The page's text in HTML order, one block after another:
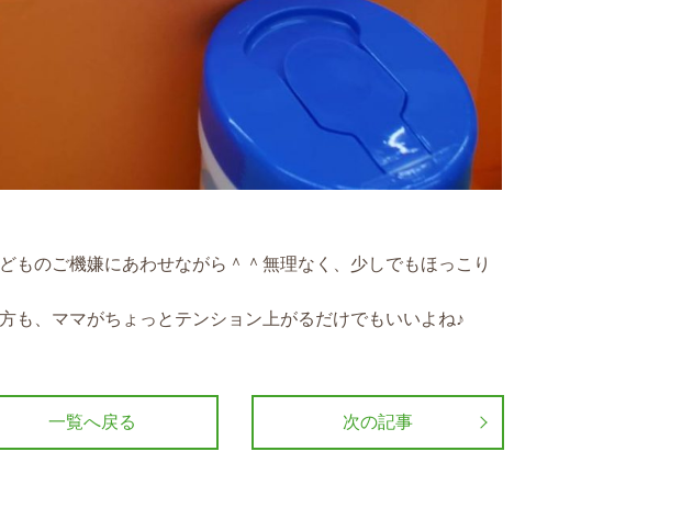
のご機嫌にあわせながら＾＾無理なく、少しでもほっこり
、ママがちょっとテンション上がるだけでもいいよね♪
次の記事
一覧へ戻る